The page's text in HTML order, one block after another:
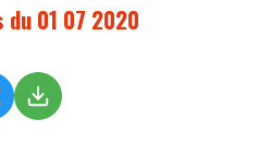
01 07 2020